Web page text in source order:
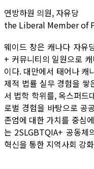
연방하원 의원, 자유당
the Liberal Member of
웨이드 창은 캐나다 자유
+ 커뮤니티의 일원으로
이다. 대만에서 태어나 캐
제적 법률 실무 경험을 쌓
서 법학 학위를, 옥스퍼드
로벌 경험을 바탕으로 공
존엄에 대한 가치를 중심
는 2SLGBTQIA+ 공동체
혁신을 통한 지역사회 강